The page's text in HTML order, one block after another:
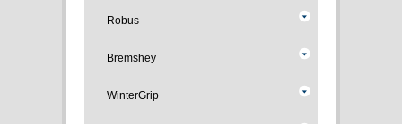
Robus
Bremshey
WinterGrip